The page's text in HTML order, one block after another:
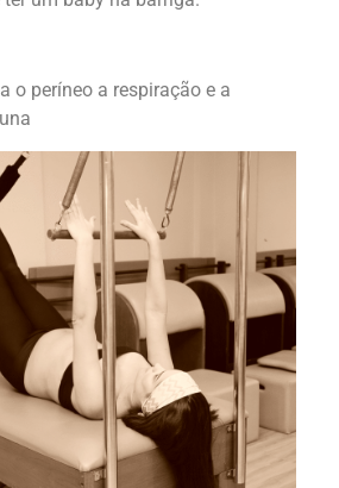
o períneo a respiração e a